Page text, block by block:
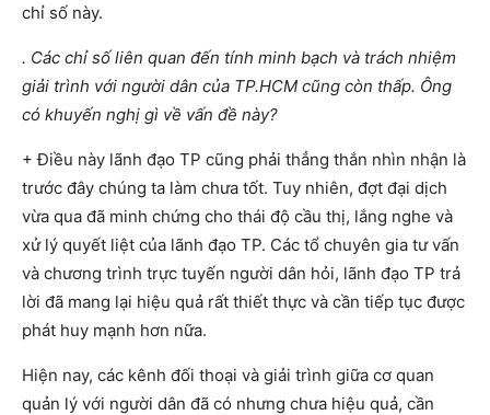
chỉ số này.
. Các chỉ số liên quan đến tính minh bạch và trách nhiệm
giải trình với người dân của TP.HCM cũng còn thấp. Ông
có khuyến nghị gì về vấn đề này?
+ Điều này lãnh đạo TP cũng phải thẳng thắn nhìn nhận là
trước đây chúng ta làm chưa tốt. Tuy nhiên, đợt đại dịch
vừa qua đã minh chứng cho thái độ cầu thị, lắng nghe và
xử lý quyết liệt của lãnh đạo TP. Các tổ chuyên gia tư vấn
và chương trình trực tuyến người dân hỏi, lãnh đạo TP trả
lời đã mang lại hiệu quả rất thiết thực và cần tiếp tục được
phát huy mạnh hơn nữa.
Hiện nay, các kênh đối thoại và giải trình giữa cơ quan
quản lý với người dân đã có nhưng chưa hiệu quả, cần